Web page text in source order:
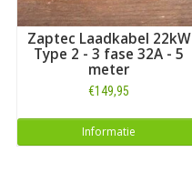
Zaptec Laadkabel 22kW
Type 2 - 3 fase 32A - 5
meter
€149,95
Informatie